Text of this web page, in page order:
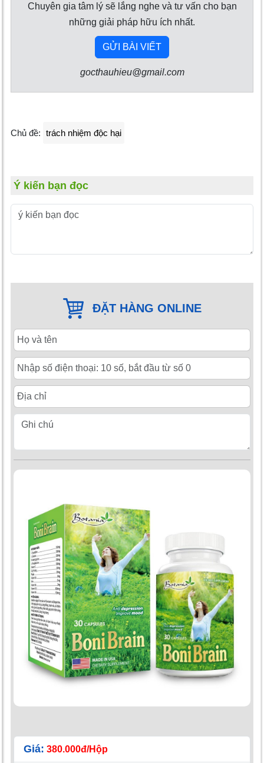
Chuyên gia tâm lý sẽ lắng nghe và tư vấn cho bạn
những giải pháp hữu ích nhất.
GỬI BÀI VIẾT
gocthauhieu@gmail.com
Chủ đề: trách nhiệm độc hại
Ý kiến bạn đọc
ĐẶT HÀNG ONLINE
Giá: 380.000đ/Hộp